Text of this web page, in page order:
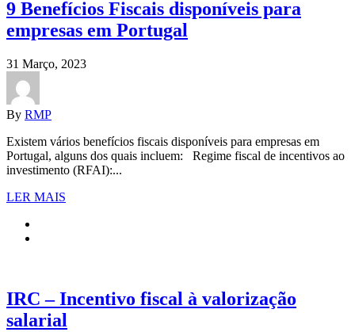
9 Benefícios Fiscais disponíveis para
empresas em Portugal
31 Março, 2023
By RMP
Existem vários benefícios fiscais disponíveis para empresas em
Portugal, alguns dos quais incluem: Regime fiscal de incentivos ao
investimento (RFAI):...
LER MAIS
IRC – Incentivo fiscal à valorização
salarial